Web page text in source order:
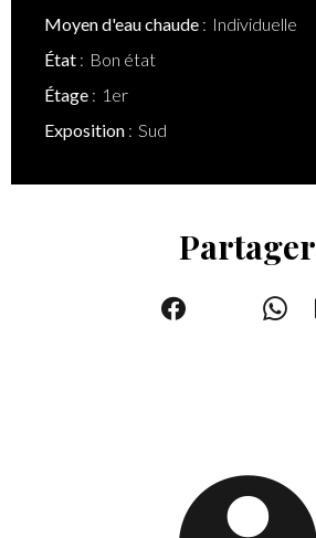
Moyen d'eau chaude
Individuelle
État
Bon état
Étage
1er
Exposition
Sud
Partager